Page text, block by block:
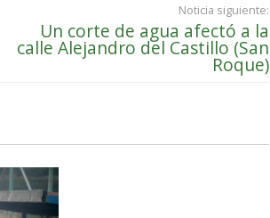
Noticia siguiente:
Un corte de agua afectó a la
calle Alejandro del Castillo (San
Roque)